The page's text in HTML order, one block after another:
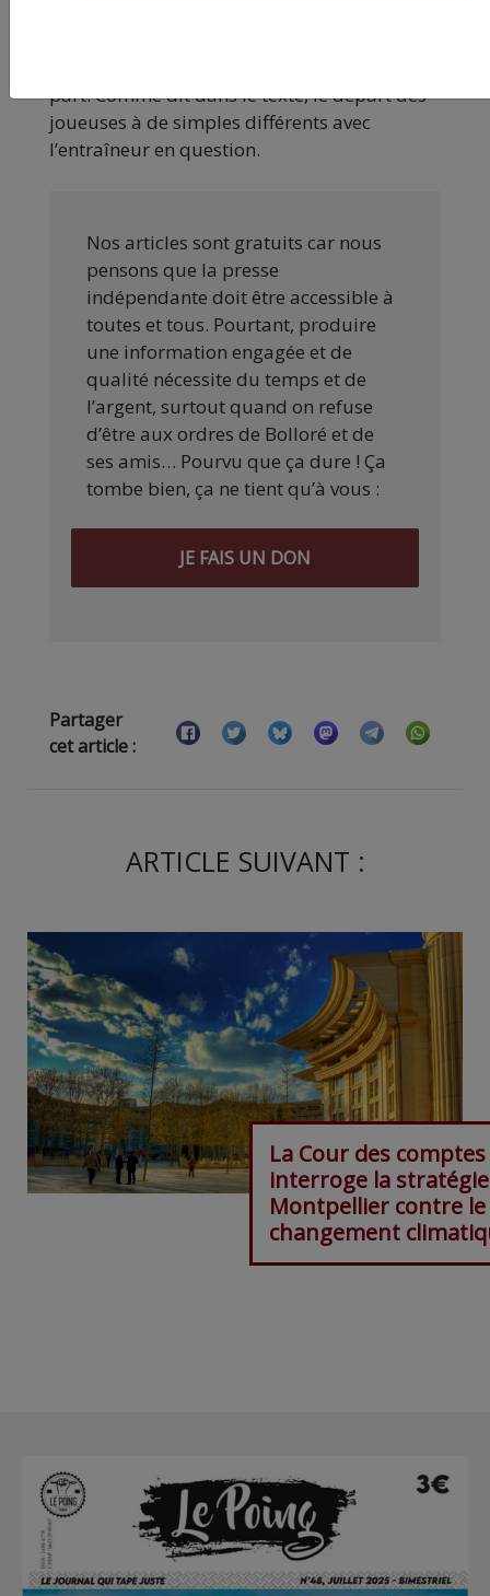
part. Comme dit dans le texte, le départ des
joueuses à de simples différents avec
l’entraîneur en question.
Nos articles sont gratuits car nous
pensons que la presse
indépendante doit être accessible à
toutes et tous. Pourtant, produire
une information engagée et de
qualité nécessite du temps et de
l’argent, surtout quand on refuse
d’être aux ordres de Bolloré et de
ses amis… Pourvu que ça dure ! Ça
tombe bien, ça ne tient qu’à vous :
JE FAIS UN DON
Partager
cet article :
ARTICLE SUIVANT :
La Cour des comptes
interroge la
Montpellier contre le
changement